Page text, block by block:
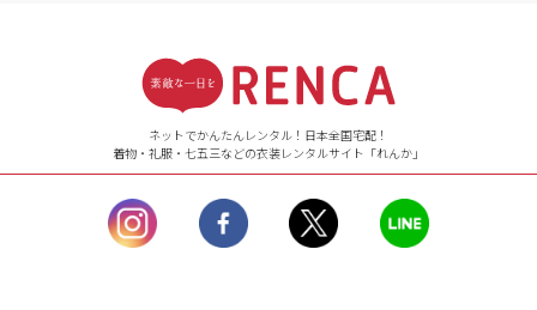
【ご注文（インターネット）】
24時間年中無休
【お問い合わせ窓口（メー
ル）】10:00~17:00
土曜日、日曜日、臨
時休業日を除く。
営業時間外にいただ
ネットでかんたんレンタル！日本全国宅配！
着物・礼服・七五三などの衣装レンタルサイト「れんか」